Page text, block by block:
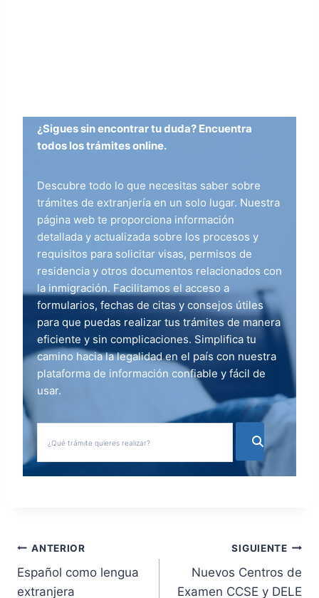
¿Sigues sin encontrar tu duda? Encuentra
todos los trámites online.
Descubre todo lo que necesitas saber sobre
trámites de extranjería en un solo lugar. Nuestra
página web te proporciona información
detallada y actualizada sobre los procesos y
requisitos para solicitar visas, permisos de
residencia y otros documentos relacionados con
la inmigración. Facilitamos el acceso a
formularios, fechas de citas y consejos útiles
para que puedas realizar tus trámites de manera
eficiente y sin complicaciones. Simplifica tu
camino hacia la legalidad en el país con nuestra
plataforma de información confiable y fácil de
usar.
N
a
ANTERIOR
Español como lengua
extranjera
SIGUIENTE
Nuevos Centros de
Examen CCSE y DELE